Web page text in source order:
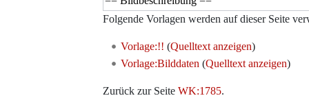
Folgende Vorlagen werden auf dieser Seite
Vorlage:!! (Quelltext anzeigen)
Vorlage:Bilddaten (Quelltext anzeigen)
Zurück zur Seite WK:1785.